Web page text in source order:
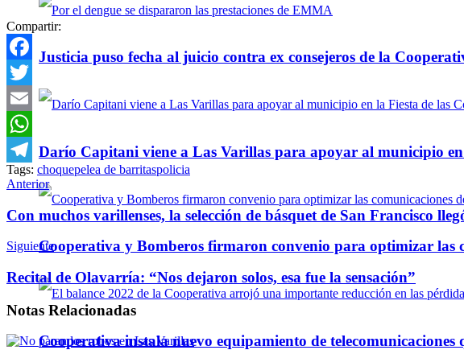
Justicia puso fecha al juicio contra ex consejeros de la
Darío Capitani viene a Las Varillas para apoyar al municipio en
Cooperativa y Bomberos firmaron convenio para optimizar las
Cooperativa instala nuevo equipamiento de
Compartir:
Facebook
Twitter
Email
WhatsApp
Telegram
Tags: choquepelea de barritaspolicia
Anterior
Con muchos varillenses, la selección de básquet de San Francisco
Siguiente
Recital de Olavarría: “Nos dejaron solos, esa fue la sensación”
Notas Relacionadas